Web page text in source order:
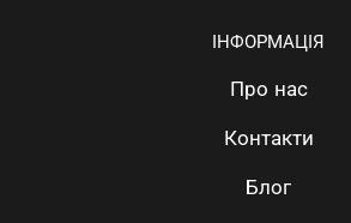
ІНФОРМАЦІЯ
Про нас
Контакти
Блог